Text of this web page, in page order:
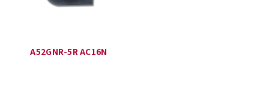
A52GNR-5R AC16N